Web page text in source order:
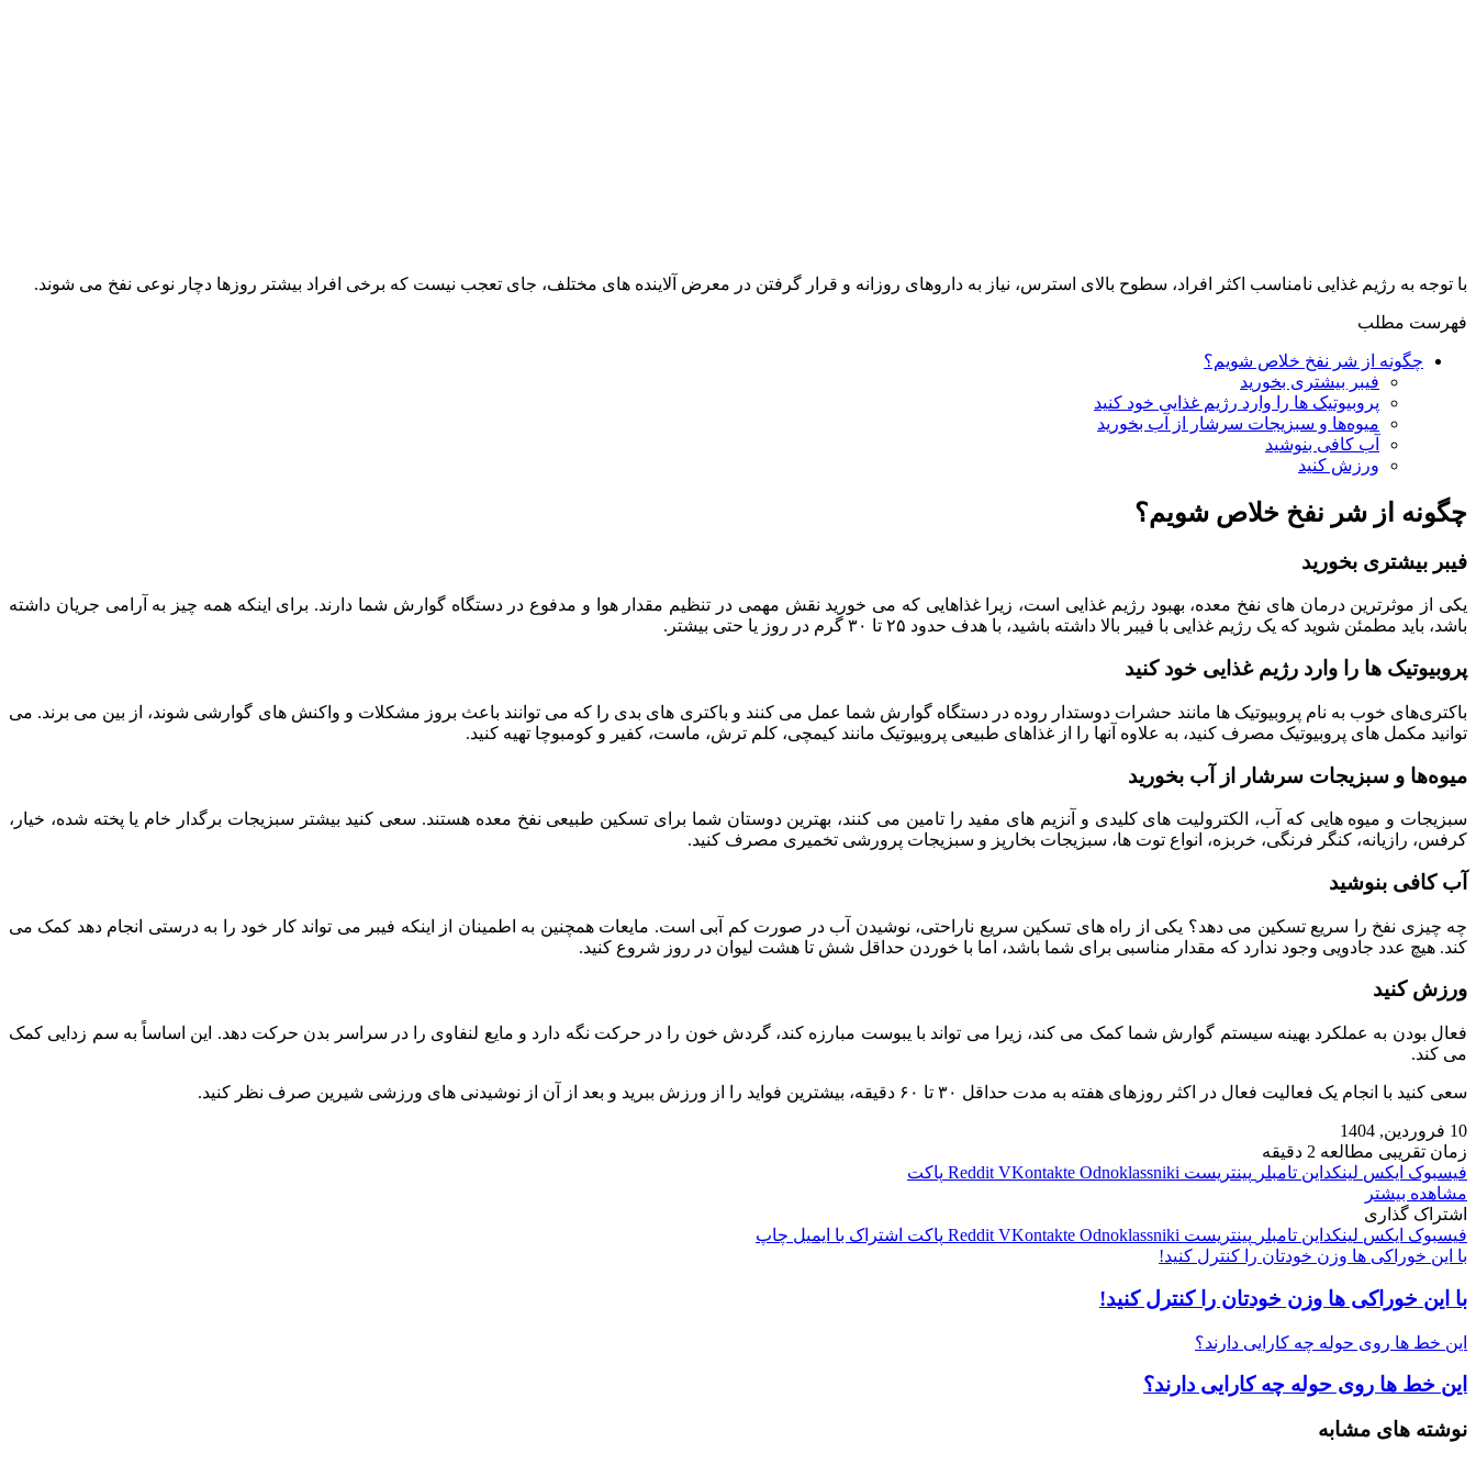
با توجه به رژیم غذایی نامناسب اکثر افراد، سطوح بالای استرس، نیاز به داروهای روزانه و قرار گرفتن در معرض آلاینده‌ های مختلف، جای تعجب نیست که برخی افراد بیشتر روزها دچار نوعی نفخ می‌ شوند.
فهرست مطلب
چگونه از شر نفخ خلاص شویم؟
فیبر بیشتری بخورید
پروبیوتیک‌ ها را وارد رژیم غذایی خود کنید
میوه‌ها و سبزیجات سرشار از آب بخورید
آب کافی بنوشید
ورزش کنید
چگونه از شر نفخ خلاص شویم؟
فیبر بیشتری بخورید
یکی از موثرترین درمان‌ های نفخ معده، بهبود رژیم غذایی است، زیرا غذاهایی که می‌ خورید نقش مهمی در تنظیم مقدار هوا و مدفوع در دستگاه گوارش شما دارند. برای اینکه همه چیز به آرامی جریان داشته
باشد، باید مطمئن شوید که یک رژیم غذایی با فیبر بالا داشته باشید، با هدف حدود ۲۵ تا ۳۰ گرم در روز یا حتی بیشتر.
پروبیوتیک‌ ها را وارد رژیم غذایی خود کنید
باکتری‌های خوب به نام پروبیوتیک‌ ها مانند حشرات دوستدار روده در دستگاه گوارش شما عمل می‌ کنند و باکتری‌ های بدی را که می‌ توانند باعث بروز مشکلات و واکنش‌ های گوارشی شوند، از بین می‌ برند. می‌
توانید مکمل‌ های پروبیوتیک مصرف کنید، به علاوه آنها را از غذاهای طبیعی پروبیوتیک مانند کیمچی، کلم ترش، ماست، کفیر و کومبوچا تهیه کنید.
میوه‌ها و سبزیجات سرشار از آب بخورید
سبزیجات و میوه‌ هایی که آب، الکترولیت‌ های کلیدی و آنزیم‌ های مفید را تامین می‌ کنند، بهترین دوستان شما برای تسکین طبیعی نفخ معده هستند. سعی کنید بیشتر سبزیجات برگدار خام یا پخته شده، خیار،
کرفس، رازیانه، کنگر فرنگی، خربزه، انواع توت ها، سبزیجات بخارپز و سبزیجات پرورشی تخمیری مصرف کنید.
آب کافی بنوشید
چه چیزی نفخ را سریع تسکین می‌ دهد؟ یکی از راه‌ های تسکین سریع ناراحتی، نوشیدن آب در صورت کم‌ آبی است. مایعات همچنین به اطمینان از اینکه فیبر می‌ تواند کار خود را به درستی انجام دهد کمک می‌
کند. هیچ عدد جادویی وجود ندارد که مقدار مناسبی برای شما باشد، اما با خوردن حداقل شش تا هشت لیوان در روز شروع کنید.
ورزش کنید
فعال بودن به عملکرد بهینه سیستم گوارش شما کمک می‌ کند، زیرا می‌ تواند با یبوست مبارزه کند، گردش خون را در حرکت نگه دارد و مایع لنفاوی را در سراسر بدن حرکت دهد. این اساساً به سم زدایی کمک
می‌ کند.
سعی کنید با انجام یک فعالیت فعال در اکثر روزهای هفته به مدت حداقل ۳۰ تا ۶۰ دقیقه، بیشترین فواید را از ورزش ببرید و بعد از آن از نوشیدنی‌ های ورزشی شیرین صرف نظر کنید.
10 فروردین, 1404
زمان تقریبی مطالعه 2 دقیقه
فیسبوک ایکس لینکداین تامبلر پینتریست Reddit VKontakte Odnoklassniki
پاکت
مشاهده بیشتر
اشتراک گذاری
فیسبوک ایکس لینکداین تامبلر پینتریست Reddit VKontakte Odnoklassniki پاکت اشتراک با ایمیل چاپ
با این خوراکی ها وزن خودتان را کنترل کنید!
با این خوراکی ها وزن خودتان را کنترل کنید!
این خط‌ ها روی حوله‌ چه کارایی دارند؟
این خط‌ ها روی حوله‌ چه کارایی دارند؟
نوشته های مشابه